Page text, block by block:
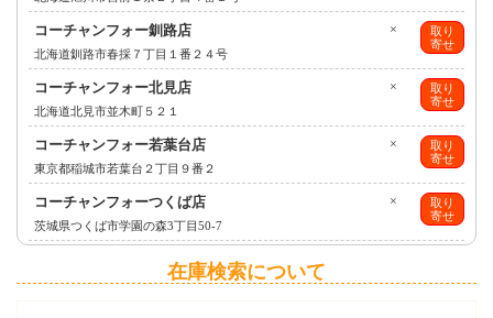
取り
寄せ
×
コーチャンフォー釧路店
北海道釧路市春採７丁目１番２４号
取り
寄せ
×
コーチャンフォー北見店
北海道北見市並木町５２１
取り
寄せ
×
コーチャンフォー若葉台店
東京都稲城市若葉台２丁目９番２
取り
寄せ
×
コーチャンフォーつくば店
茨城県つくば市学園の森3丁目50-7
在庫検索について